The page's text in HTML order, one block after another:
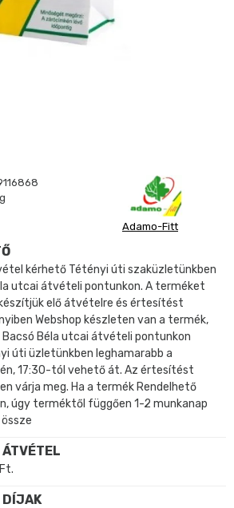
Adamo-Fitt
kérhető Tétényi úti szaküzletünkben
utcai átvételi pontunkon. A terméket
elő átvételre és értesítést
Webshop készleten van a termék,
Béla utcai átvételi pontunkon
úti üzletünkben leghamarabb a
17:30-tól vehető át. Az értesítést
várja meg. Ha a termék Rendelhető
úgy terméktől függően 1-2 munkanap